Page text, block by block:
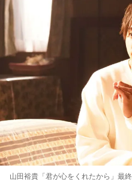
山田裕貴「君が心をくれたから」最